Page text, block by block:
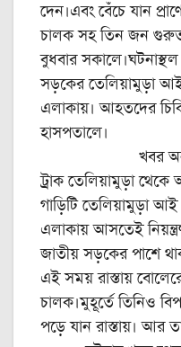
দেন।এবং বেঁচে যান
চালক সহ তিন জন
বুধবার
সড়কের তেলিয়ামুড়া
এলাকায়। আহতদের
হাসপতালে।
খবর অনুযায়ী,
ট্রাক তেলিয়ামুড়া
গাড়িটি তেলিয়ামুড়া
এলাকায় আসতেই
জাতীয় সড়কের পাশে
এই সময় রাস্তায়
চালক।মুহূর্তে তিনিও
পড়ে যান রাস্তায়। আর